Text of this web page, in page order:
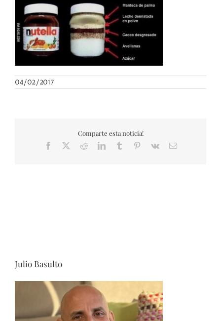
04/02/2017
Comparte esta noticia!
Facebook RedditLinkedInTumblr Pinterest
Vk
Correo
Julio Basulto